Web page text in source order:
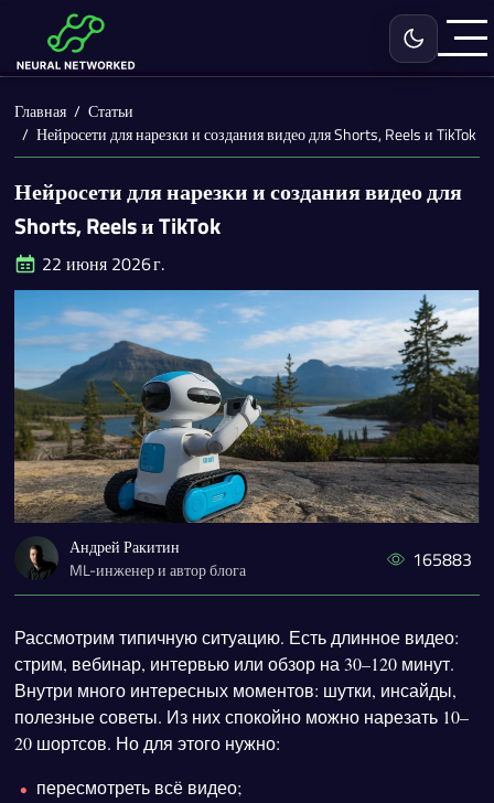
Включить
Главная
Статьи
Нейросети для нарезки и создания видео для Shorts, Reels и TikTok
Нейросети для нарезки и создания видео для
Shorts, Reels и TikTok
22 июня 2026 г.
Андрей Ракитин
ML-инженер и автор блога
165883
Рассмотрим типичную ситуацию. Есть длинное видео:
стрим, вебинар, интервью или обзор на 30–120 минут.
Внутри много интересных моментов: шутки, инсайды,
полезные советы. Из них спокойно можно нарезать 10–
20 шортсов. Но для этого нужно:
пересмотреть всё видео;